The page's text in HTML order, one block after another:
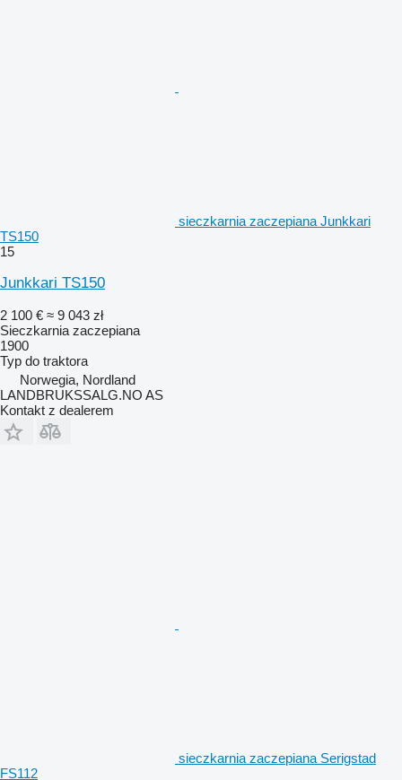
sieczkarnia zaczepiana Junkkari
TS150
15
Junkkari TS150
2 100 € ≈ 9 043 zł
Sieczkarnia zaczepiana
1900
Typ do traktora
Norwegia, Nordland
LANDBRUKSSALG.NO AS
Kontakt z dealerem
sieczkarnia zaczepiana Serigstad
FS112